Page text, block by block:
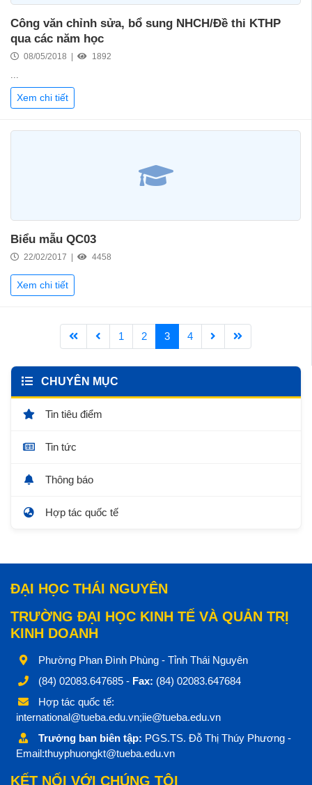
Công văn chỉnh sửa, bổ sung NHCH/Đề thi KTHP
qua các năm học
08/05/2018 | 1892
...
Xem chi tiết
Biểu mẫu QC03
22/02/2017 | 4458
Xem chi tiết
1 2 3 4
CHUYÊN MỤC
Tin tiêu điểm
Tin tức
Thông báo
Hợp tác quốc tế
ĐẠI HỌC THÁI NGUYÊN
TRƯỜNG ĐẠI HỌC KINH TẾ VÀ QUẢN TRỊ
KINH DOANH
Phường Phan Đình Phùng - Tỉnh Thái Nguyên
(84) 02083.647685 - Fax: (84) 02083.647684
Hợp tác quốc tế:
international@tueba.edu.vn;iie@tueba.edu.vn
Trưởng ban biên tập: PGS.TS. Đỗ Thị Thúy Phương -
Email:thuyphuongkt@tueba.edu.vn
KẾT NỐI VỚI CHÚNG TÔI